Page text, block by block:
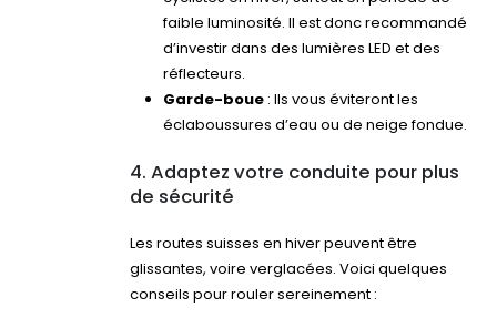
faible luminosité. Il est donc recommandé
d’investir dans des lumières LED et des
réflecteurs.
Garde-boue: Ils vous éviteront les
éclaboussures d’eau ou de neige fondue.
4. Adaptez votre conduite pour plus
de sécurité
Les routes suisses en hiver peuvent être
glissantes, voire verglacées. Voici quelques
conseils pour rouler sereinement :